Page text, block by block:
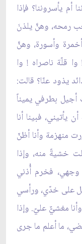
أم يأسروننا؟ فإذا
رمحه، وهنَّ يلذنَ
وأسورة، وهنَّ
قلّة ناصراه ! وا
يذود عنّا؟ قالت:
بطرفي يميناً
فبينا أنا
منهزمة وأنا أظنّ
خشيةً منه، وإذا
فخرم أُذني
على خدّي، ورأسي
مغشيٌّ عليّ. وإذا
ما أعلم ما جرى